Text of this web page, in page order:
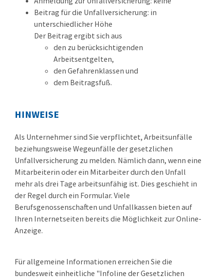
Beitrag für die Unfallversicherung: in
unterschiedlicher Höhe
Der Beitrag ergibt sich aus
den zu berücksichtigenden
Arbeitsentgelten,
den Gefahrenklassen und
dem Beitragsfuß.
HINWEISE
Als Unternehmer sind Sie verpflichtet, Arbeitsunfälle
beziehungsweise Wegeunfälle der gesetzlichen
Unfallversicherung zu melden. Nämlich dann, wenn eine
Mitarbeiterin oder ein Mitarbeiter durch den Unfall
mehr als drei Tage arbeitsunfähig ist. Dies geschieht in
der Regel durch ein Formular. Viele
Berufsgenossenschaften und Unfallkassen bieten auf
Ihren Internetseiten bereits die Möglichkeit zur Online-
Anzeige.
Für allgemeine Informationen erreichen Sie die
bundesweit einheitliche "Infoline der Gesetzlichen